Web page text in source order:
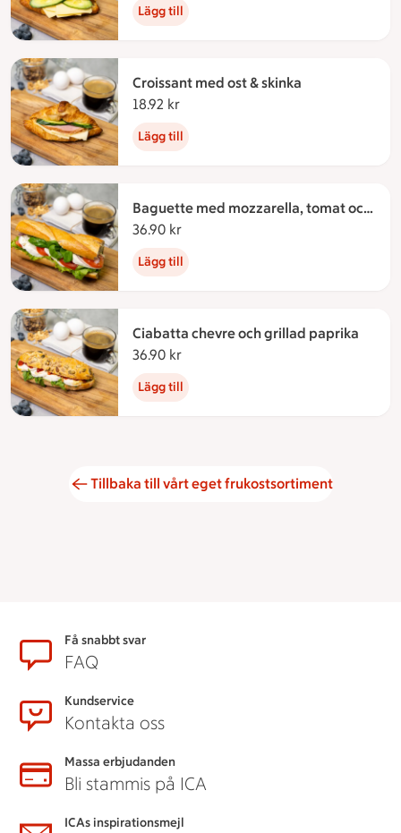
Lägg till
Croissant med ost & skinka
18.92 kr
Lägg till
Baguette med mozzarella, tomat och
pesto
36.90 kr
Lägg till
Ciabatta chevre och grillad paprika
36.90 kr
Lägg till
Tillbaka till vårt eget frukostsortiment
SidfotFå snabbt svar
FAQ
Kundservice
Kontakta oss
Massa erbjudanden
Bli stammis på ICA
ICAs inspirationsmejl